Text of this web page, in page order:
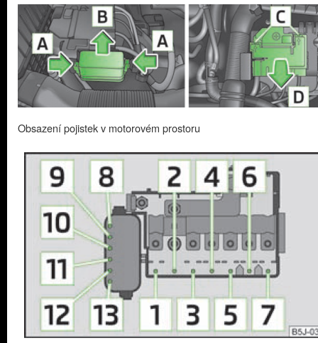
Obsazení pojistek v motorovém prostoru